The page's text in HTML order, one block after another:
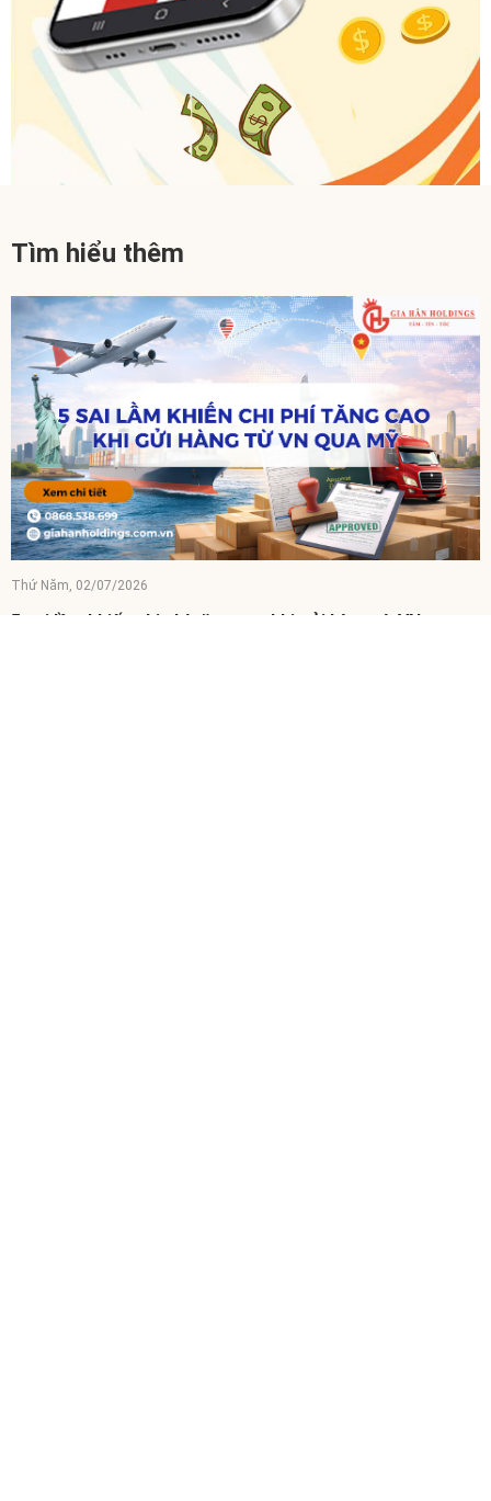
Tìm hiểu thêm
Thứ Năm, 02/07/2026
5 sai lầm khiến chi phí tăng cao khi gửi hàng từ VN qua